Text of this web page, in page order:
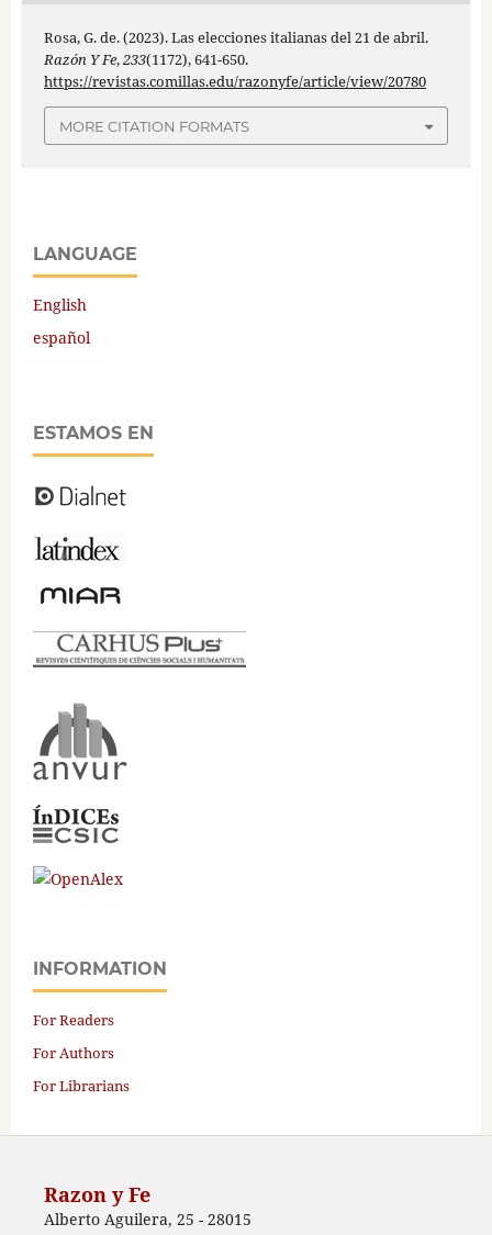
Rosa, G. de. (2023). Las elecciones italianas del 21 de abril.
Razón Y Fe,233(1172), 641-650.
https://revistas.comillas.edu/razonyfe/article/view/20780
MORE CITATION FORMATS
LANGUAGE
English
español
ESTAMOS EN
INFORMATION
For Readers
For Authors
For Librarians
Razon y Fe
Alberto Aguilera, 25 - 28015